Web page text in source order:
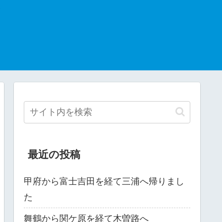
最近の投稿
甲府から富士吉田を経て三浦へ帰りまし
た
舞鶴から関ケ原を経て木曽路へ